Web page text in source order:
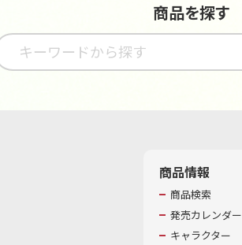
商品を探す
商品情報
商品検索
発売カレンダー
キャラクター